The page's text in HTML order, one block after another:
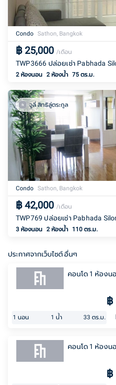
Condo Sathon, Bangkok
฿ 25,000 /เดือน
TWP3666 ปล่อยเช่า Pabhada
2 ห้องนอน 2 ห้องน้ำ 75 ตร.ม.
จูลี่ สิทธิลู่ตระกูล
Condo Sathon, Bangkok
฿ 42,000 /เดือน
TWP769 ปล่อยเช่า Pabhada
3 ห้องนอน 2 ห้องน้ำ 110 ตร.ม.
ประกาศจากเว็บไซต์ อื่นๆ
คอนโด 1 ห้องน
฿
1 นอน 1 น้ำ 33 ตร.ม.
คอนโด 1 ห้องน
฿